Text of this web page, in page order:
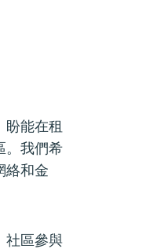
能在租
。我們希
絡和金
社區參與